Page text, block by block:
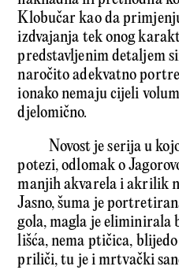
Klobučar kao da
izdvajanja tek onog
predstavljenim detaljem
naročito adekvatno
ionako nemaju cijeli
djelomično.
Novost je serija u
potezi, odlomak o
manjih akvarela i akrilik
Jasno, šuma je
gola, magla je eliminirala
lišća, nema ptičica,
priliči, tu je i mrtvački